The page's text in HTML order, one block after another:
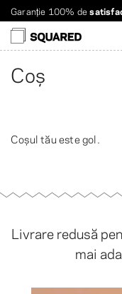
Livrare internațională.
de peste $60
Comanda durează
Garanție 100% de
Coș
Coșul tău este gol.
Livrare redusă
mai